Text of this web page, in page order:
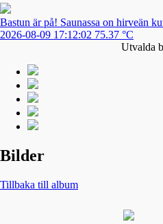
Bastun är på! Saunassa on hirveän
2026-08-09 17:12:02 75.37 °C
Utvalda
Bilder
Tillbaka till album